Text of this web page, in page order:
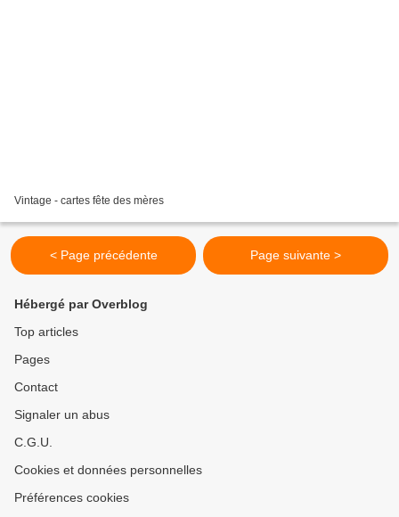
Vintage - cartes fête des mères
< Page précédente Page suivante >
Hébergé par Overblog
Top articles
Pages
Contact
Signaler un abus
C.G.U.
Cookies et données personnelles
Préférences cookies